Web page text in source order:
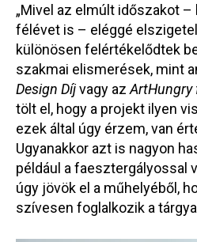
„Mivel az elmúlt időszakot
félévet is – eléggé
különösen felértékelődtek
szakmai elismerések, mint
Design Díjvagy az ArtHungry
tölt el, hogy a projekt ilyen
ezek által úgy érzem, van
Ugyanakkor azt is nagyon
például a faesztergályossal
úgy jövök el a műhelyéből,
szívesen foglalkozik a